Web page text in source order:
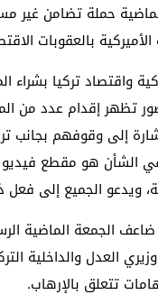
حملة تضامن غير
بالعقوبات
واقتصاد تركيا
تظهر إقدام عدد من
إلى وقوفهم
جاء في الشأن هو مقطع
ويدعو الجميع إلى فعل
الجمعة الماضية
العدل والداخلية
تتعلق بالإرهاب.